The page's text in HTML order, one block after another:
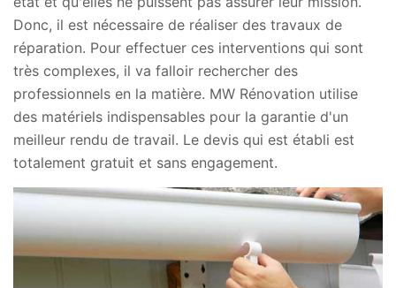
Donc, il est nécessaire de réaliser des travaux de
réparation. Pour effectuer ces interventions qui sont
très complexes, il va falloir rechercher des
professionnels en la matière. MW Rénovation utilise
des matériels indispensables pour la garantie d'un
meilleur rendu de travail. Le devis qui est établi est
totalement gratuit et sans engagement.